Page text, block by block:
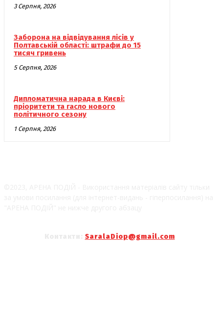
3 Серпня, 2026
Заборона на відвідування лісів у
Полтавській області: штрафи до 15
тисяч гривень
5 Серпня, 2026
Дипломатична нарада в Києві:
пріоритети та гасло нового
політичного сезону
1 Серпня, 2026
SaralaDiop@gmail.com